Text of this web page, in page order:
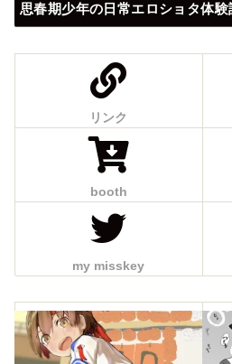
思春期少年の日常エロショタ体験
リンク
booth
my misskey